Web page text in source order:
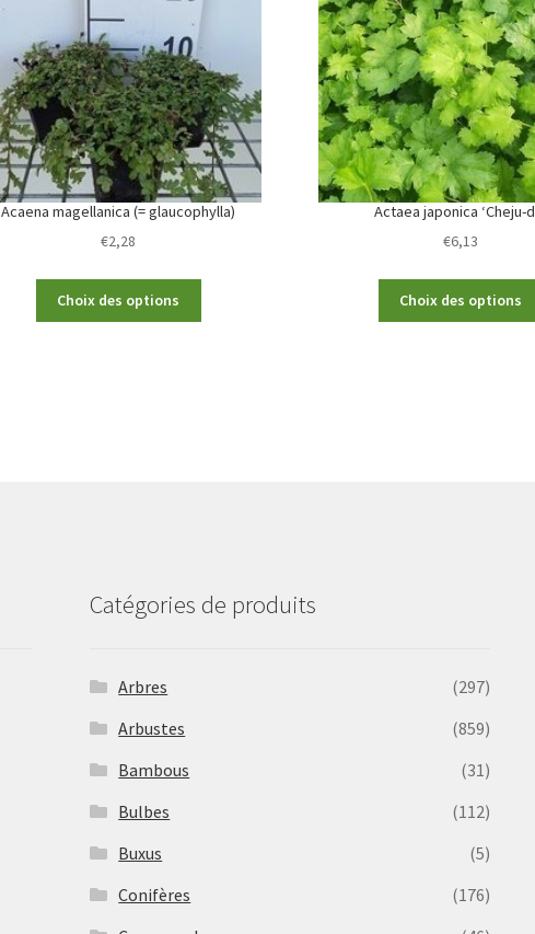
Acaena magellanica (= glaucophylla)
€2,28
Choix des options
page
Actaea japonica ‘Cheju-
€6,13
Choix des options
Catégories de produits
Arbres
(297)
Arbustes
(859)
Bambous
(31)
Bulbes
(112)
Buxus
(5)
Conifères
(176)